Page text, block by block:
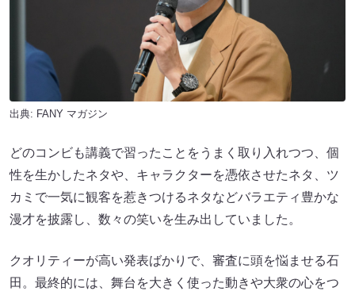
出典: FANY マガジン
どのコンビも講義で習ったことをうまく取り入れつつ、個
性を生かしたネタや、キャラクターを憑依させたネタ、ツ
カミで一気に観客を惹きつけるネタなどバラエティ豊かな
漫才を披露し、数々の笑いを生み出していました。
クオリティーが高い発表ばかりで、審査に頭を悩ませる石
田。最終的には、舞台を大きく使った動きや大衆の心をつ